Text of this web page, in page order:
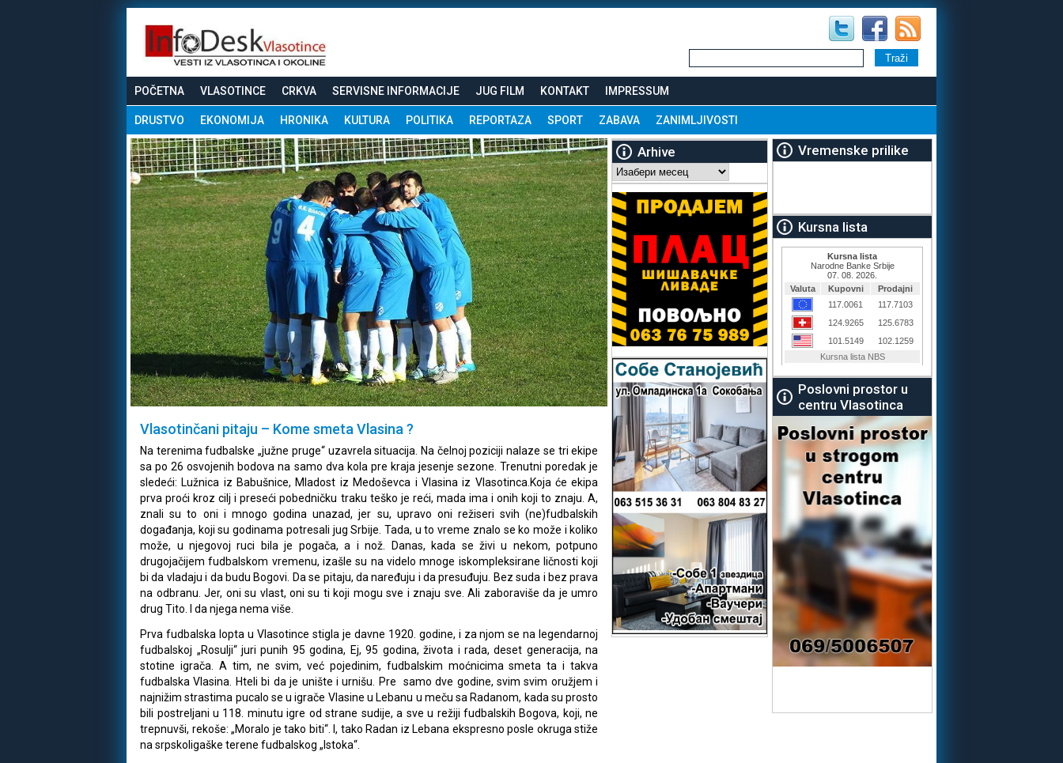
POČETNA VLASOTINCE CRKVA SERVISNE INFORMACIJE JUG FILM KONTAKT IMPRESSUM
DRUSTVO EKONOMIJA HRONIKA KULTURA POLITIKA REPORTAZA SPORT ZABAVA ZANIMLJIVOSTI
Vlasotinčani pitaju – Kome smeta Vlasina ?
Na terenima fudbalske „južne pruge“ uzavrela situacija. Na čelnoj poziciji nalaze se tri ekipe
sa po 26 osvojenih bodova na samo dva kola pre kraja jesenje sezone. Trenutni poredak je
sledeći: Lužnica iz Babušnice, Mladost iz Medoševca i Vlasina iz Vlasotinca.Koja će ekipa
prva proći kroz cilj i preseći pobedničku traku teško je reći, mada ima i onih koji to znaju. A,
znali su to oni i mnogo godina unazad, jer su, upravo oni režiseri svih (ne)fudbalskih
događanja, koji su godinama potresali jug Srbije. Tada, u to vreme znalo se ko može i koliko
može, u njegovoj ruci bila je pogača, a i nož. Danas, kada se živi u nekom, potpuno
drugojačijem fudbalskom vremenu, izašle su na videlo mnoge iskompleksirane ličnosti koji
bi da vladaju i da budu Bogovi. Da se pitaju, da naređuju i da presuđuju. Bez suda i bez prava
na odbranu. Jer, oni su vlast, oni su ti koji mogu sve i znaju sve. Ali zaboraviše da je umro
drug Tito. I da njega nema više.
Prva fudbalska lopta u Vlasotince stigla je davne 1920. godine, i za njom se na legendarnoj
fudbalskoj „Rosulji“ juri punih 95 godina, Ej, 95 godina, života i rada, deset generacija, na
stotine igrača. A tim, ne svim, već pojedinim, fudbalskim moćnicima smeta ta i takva
fudbalska Vlasina. Hteli bi da je unište i urnišu. Pre samo dve godine, svim svim oružjem i
najnižim strastima pucalo se u igrače Vlasine u Lebanu u meču sa Radanom, kada su prosto
bili postreljani u 118. minutu igre od strane sudije, a sve u režiji fudbalskih Bogova, koji, ne
trepnuvši, rekoše: „Moralo je tako biti“. I, tako Radan iz Lebana ekspresno posle okruga stiže
na srpskoligaške terene fudbalskog „Istoka“.
Arhive
Arhive
Vremenske prilike
Kursna lista
Poslovni prostor u
centru Vlasotinca